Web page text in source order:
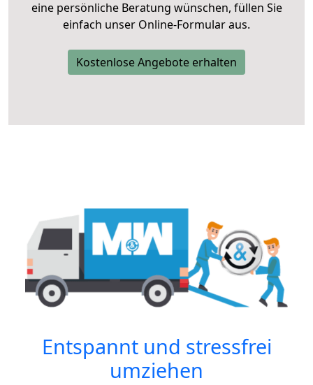
eine persönliche Beratung wünschen, füllen Sie
einfach unser Online-Formular aus.
Kostenlose Angebote erhalten
Entspannt und stressfrei
umziehen